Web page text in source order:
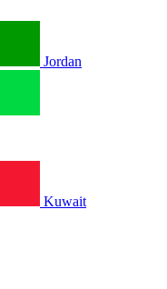
Jordan
Kuwait